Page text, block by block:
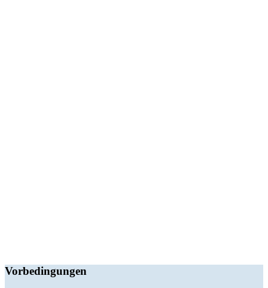
Vorbedingungen